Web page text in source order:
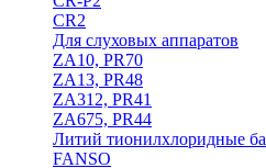
CR2
Для слуховых аппаратов
ZA10, PR70
ZA13, PR48
ZA312, PR41
ZA675, PR44
Литий тионилхлоридные
FANSO